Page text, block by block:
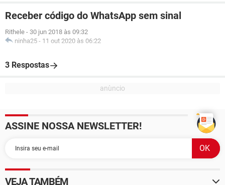
Receber código do WhatsApp sem sinal
Rithele - 30 jun 2018 às 09:32
ninha25 - 11 out 2020 às 06:22
3 Respostas
ASSINE NOSSA NEWSLETTER!
VEJA TAMBÉM